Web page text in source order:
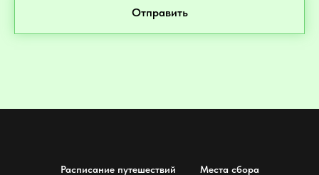
Отправить
Расписание путешествий Места сбора